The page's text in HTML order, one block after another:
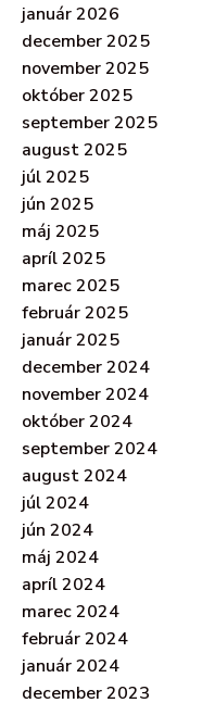
január 2026
december 2025
november 2025
október 2025
september 2025
august 2025
júl 2025
jún 2025
máj 2025
apríl 2025
marec 2025
február 2025
január 2025
december 2024
november 2024
október 2024
september 2024
august 2024
júl 2024
jún 2024
máj 2024
apríl 2024
marec 2024
február 2024
január 2024
december 2023